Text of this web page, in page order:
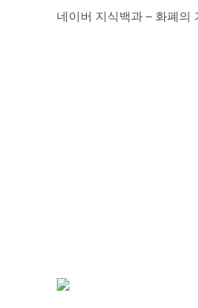
네이버 지식백과 – 화폐의